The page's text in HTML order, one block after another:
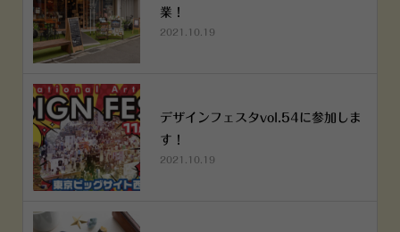
業！
2021.10.19
デザインフェスタvol.54に参加しま
す！
2021.10.19